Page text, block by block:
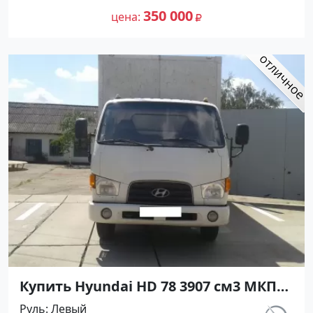
сайте Авторынок23
цена 350 000
Купить Hyundai HD 78 3907 см3 МКПП
(140 л.с.) Дизель турбонаддув в
Руль Левый